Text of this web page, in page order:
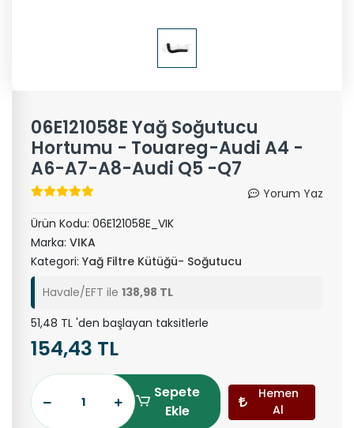
06E121058E Yağ Soğutucu
Hortumu - Touareg-Audi A4 -
A6-A7-A8-Audi Q5 -Q7
Yorum Yaz
Ürün Kodu: 06E121058E_VIK
Marka: VIKA
Kategori: Yağ Filtre Kütüğü- Soğutucu
Havale/EFT ile 138,98 TL
51,48 TL 'den başlayan taksitlerle
154,43 TL
Sepete
Ekle
Hemen
Al